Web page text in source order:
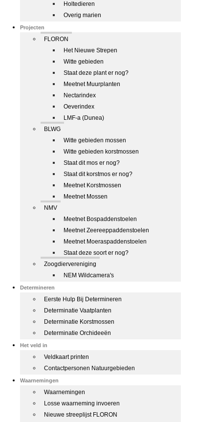
Holtedieren
Overig marien
Projecten
FLORON
Het Nieuwe Strepen
Witte gebieden
Staat deze plant er nog?
Meetnet Muurplanten
Nectarindex
Oeverindex
LMF-a (Dunea)
BLWG
Witte gebieden mossen
Witte gebieden korstmossen
Staat dit mos er nog?
Staat dit korstmos er nog?
Meetnet Korstmossen
Meetnet Mossen
NMV
Meetnet Bospaddenstoelen
Meetnet Zeereeppaddenstoelen
Meetnet Moeraspaddenstoelen
Staat deze soort er nog?
Zoogdiervereniging
NEM Wildcamera's
Determineren
Eerste Hulp Bij Determineren
Determinatie Vaatplanten
Determinatie Korstmossen
Determinatie Orchideeën
Het veld in
Veldkaart printen
Contactpersonen Natuurgebieden
Waarnemingen
Waarnemingen
Losse waarneming invoeren
Nieuwe streeplijst FLORON